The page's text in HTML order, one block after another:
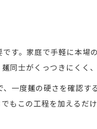
す。家庭で手軽に本場
同士がくっつきにくく
一度麺の硬さを確認
もこの工程を加えるだ